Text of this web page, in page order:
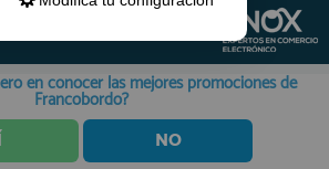
en conocer las mejores promociones de
Francobordo?
NO